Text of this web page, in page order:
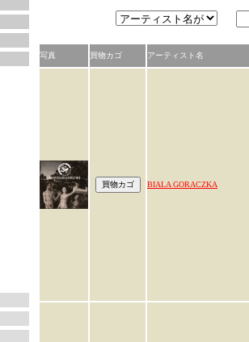
写真 買物カゴ アーティスト名
BIALA GORACZKA